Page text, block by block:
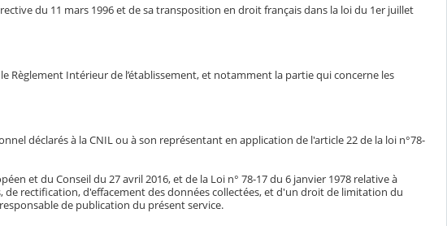
du 11 mars 1996 et de sa transposition en droit français dans la loi du 1er juillet
Règlement Intérieur de l’établissement, et notamment la partie qui concerne les
déclarés à la CNIL ou à son représentant en application de l'article 22 de la loi n°78-
et du Conseil du 27 avril 2016, et de la Loi n° 78-17 du 6 janvier 1978 relative à
rectification, d'effacement des données collectées, et d'un droit de limitation du
de publication du présent service.